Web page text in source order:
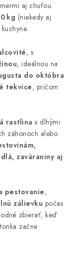
aj chuťou.
kg (niekedy aj
, s
, ideálnou na
do októbra
tekvice, pričom
rastlina s dlhými
záhonoch alebo
zaváraniny aj
pestovanie,
zálievku počas
zbierať, keď
začne